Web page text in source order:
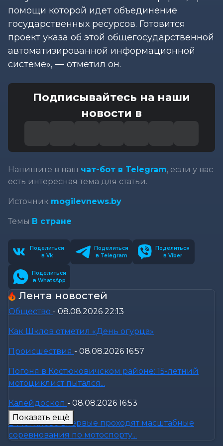
помощи которой идет объединение
государственных ресурсов. Готовится
проект указа об этой общегосударственной
автоматизированной информационной
системе», — отметил он.
Подписывайтесь на наши
новости в
Напишите в наш чат-бот в Telegram, если у вас
есть интересная тема для статьи.
Источник mogilevnews.by
Темы В стране
Поделиться
в Vk
Поделиться
в Telegram
Поделиться
в Viber
Поделиться
в WhatsApp
Лента новостей
Общество - 08.08.2026 22:13
Как Шклов отметил «День огурца»
Происшествия - 08.08.2026 16:57
Погоня в Костюковичском районе: 15-летний
мотоциклист пытался...
Калейдоскоп - 08.08.2026 16:53
В Могилеве впервые проходят масштабные
соревнования по мотоспорту...
Показать ещё